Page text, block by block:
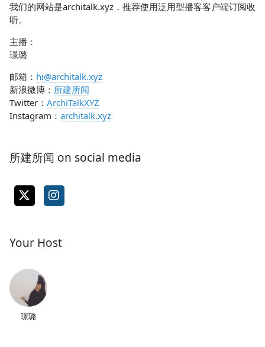
我们的网站是architalk.xyz，推荐使用泛用型播客客户端订阅收
听。
主播：
璟璐
邮箱： hi@architalk.xyz
新浪微博： 所建所闻
Twitter： ArchiTalkXYZ
Instagram： architalk.xyz
所建所闻 on social media
Your Host
璟璐